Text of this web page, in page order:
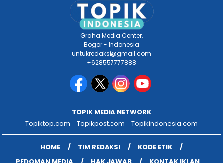
Graha Media Center,
Bogor - Indonesia
untukredaksi@gmail.com
+628557777888
TOPIK MEDIA NETWORK
Topiktop.com
Topikpost.com Topikindonesia.com
HOME TIM REDAKSI
KODE ETIK